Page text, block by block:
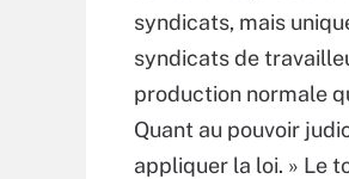
syndicats, mais
syndicats de
production normale
Quant au pouvoir
appliquer la loi. » Le